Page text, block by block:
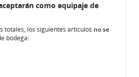
como equipaje de
totales, los siguientes artículos no se
bodega: